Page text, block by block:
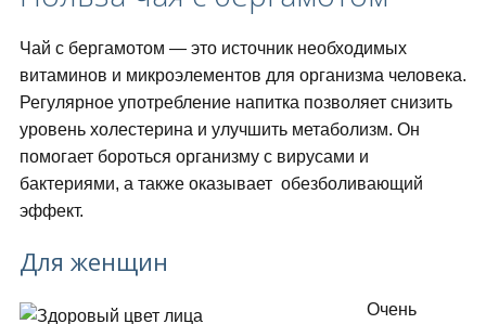
Чай с бергамотом — это источник необходимых
витаминов и микроэлементов для организма человека.
Регулярное употребление напитка позволяет снизить
уровень холестерина и улучшить метаболизм. Он
помогает бороться организму с вирусами и
бактериями, а также оказывает обезболивающий
эффект.
Для женщин
Очень